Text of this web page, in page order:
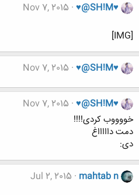
♥@SH!M♥
Nov 7, 2015
[IMG]
♥@SH!M♥
Nov 7, 2015
♥@SH!M♥
Nov 7, 2015
خووووب کردی!!!!
دمت داااااغ
دی:
mahtab n
Jul 2, 2015